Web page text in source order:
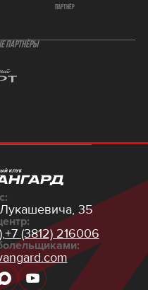
партнёр
ПАРТНЁРЫ
35
+7 (3812) 216006